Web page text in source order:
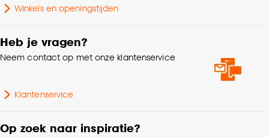
Winkels en openingstijden
Heb je vragen?
Neem contact op met onze klantenservice
Klantenservice
Op zoek naar inspiratie?